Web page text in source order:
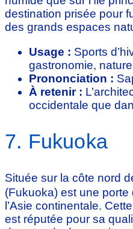
destination prisée pour
des grands espaces
Usage : Sports
gastronomie, nature
Prononciation :
À retenir :
occidentale que
7. Fukuoka
Située sur la côte nord
(Fukuoka) est une porte
l’Asie continentale. Cette
est réputée pour sa